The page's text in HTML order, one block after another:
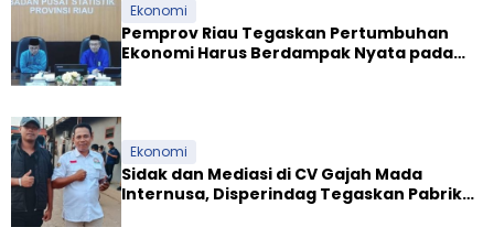
Ekonomi
Pemprov Riau Tegaskan Pertumbuhan
Ekonomi Harus Berdampak Nyata pada
Ekonomi
Sidak dan Mediasi di CV Gajah Mada
Internusa, Disperindag Tegaskan Pabrik